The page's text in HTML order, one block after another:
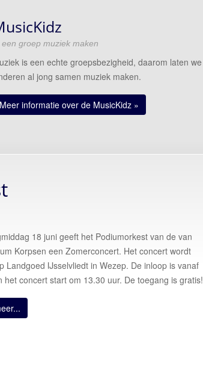
een groep muziek maken
is een echte groepsbezigheid, daarom laten we
al jong samen muziek maken.
Meer informatie over de MusicKidz »
18 juni geeft het Podiumorkest van de van
Korpsen een Zomerconcert. Het concert wordt
Landgoed IJsselvliedt in Wezep. De inloop is vanaf
het concert start om 13.30 uur. De toegang is gratis!